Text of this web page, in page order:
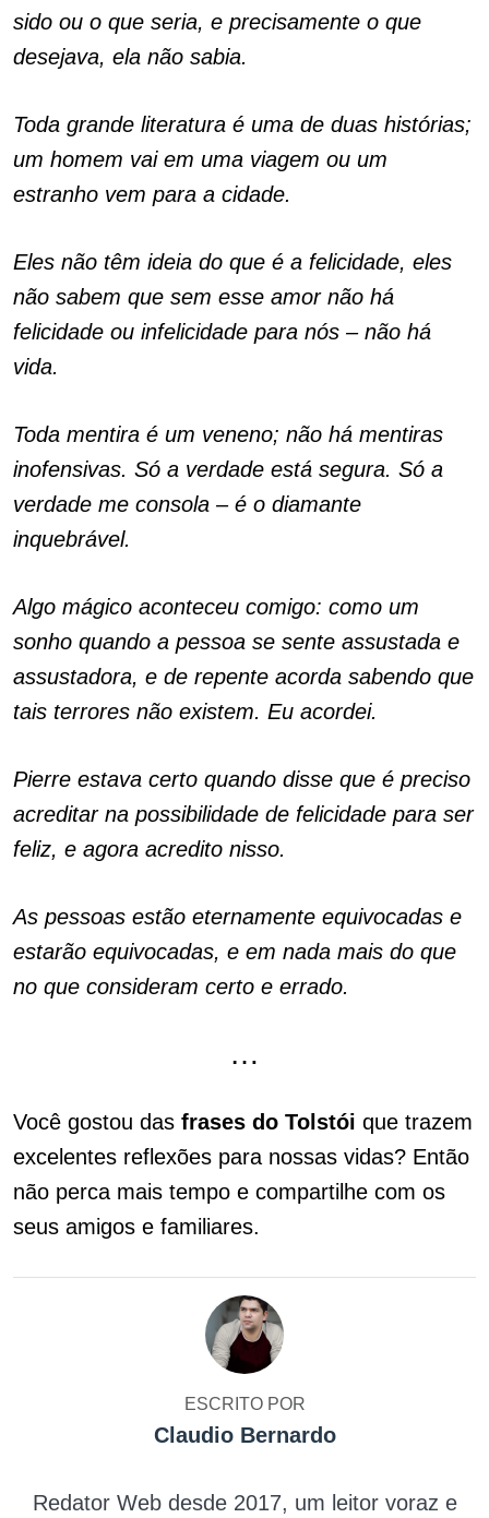
sido ou o que seria, e precisamente o que
desejava, ela não sabia.
Toda grande literatura é uma de duas histórias;
um homem vai em uma viagem ou um
estranho vem para a cidade.
Eles não têm ideia do que é a felicidade, eles
não sabem que sem esse amor não há
felicidade ou infelicidade para nós – não há
vida.
Toda mentira é um veneno; não há mentiras
inofensivas. Só a verdade está segura. Só a
verdade me consola – é o diamante
inquebrável.
Algo mágico aconteceu comigo: como um
sonho quando a pessoa se sente assustada e
assustadora, e de repente acorda sabendo que
tais terrores não existem. Eu acordei.
Pierre estava certo quando disse que é preciso
acreditar na possibilidade de felicidade para ser
feliz, e agora acredito nisso.
As pessoas estão eternamente equivocadas e
estarão equivocadas, e em nada mais do que
no que consideram certo e errado.
…
Você gostou das frases do Tolstói que trazem
excelentes reflexões para nossas vidas? Então
não perca mais tempo e compartilhe com os
seus amigos e familiares.
ESCRITO POR
Claudio Bernardo
Redator Web desde 2017, um leitor voraz e